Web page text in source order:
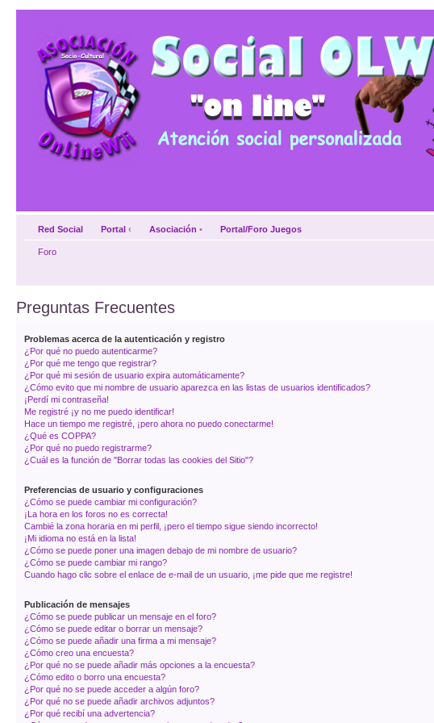
Red Social Portal ‹ Asociación • Portal/Foro Juegos
Foro
Preguntas Frecuentes
Problemas acerca de la autenticación y registro
¿Por qué no puedo autenticarme?
¿Por qué me tengo que registrar?
¿Por qué mi sesión de usuario expira automáticamente?
¿Cómo evito que mi nombre de usuario aparezca en las listas de usuarios identificados?
¡Perdí mi contraseña!
Me registré ¡y no me puedo identificar!
Hace un tiempo me registré, ¡pero ahora no puedo conectarme!
¿Qué es COPPA?
¿Por qué no puedo registrarme?
¿Cuál es la función de "Borrar todas las cookies del Sitio"?
Preferencias de usuario y configuraciones
¿Cómo se puede cambiar mi configuración?
¡La hora en los foros no es correcta!
Cambié la zona horaria en mi perfil, ¡pero el tiempo sigue siendo incorrecto!
¡Mi idioma no está en la lista!
¿Cómo se puede poner una imagen debajo de mi nombre de usuario?
¿Cómo se puede cambiar mi rango?
Cuando hago clic sobre el enlace de e-mail de un usuario, ¡me pide que me registre!
Publicación de mensajes
¿Cómo se puede publicar un mensaje en el foro?
¿Cómo se puede editar o borrar un mensaje?
¿Cómo se puede añadir una firma a mi mensaje?
¿Cómo creo una encuesta?
¿Por qué no se puede añadir más opciones a la encuesta?
¿Cómo edito o borro una encuesta?
¿Por qué no se puede acceder a algún foro?
¿Por qué no se puede añadir archivos adjuntos?
¿Por qué recibí una advertencia?